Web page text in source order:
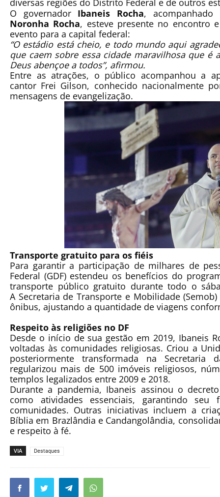
diversas regiões do Distrito Federal e de outros
O governador Ibaneis Rocha,
Noronha Rocha, esteve presente no encontro
evento para a capital federal:
“O estádio está cheio, e todo mundo aqui
que caem sobre essa cidade maravilhosa que é
Deus abençoe a todos”, afirmou.
Entre as atrações, o público acompanhou a
cantor Frei Gilson, conhecido nacionalmente
mensagens de evangelização.
Transporte gratuito para os fiéis
Para garantir a participação de milhares de
Federal (GDF)estendeu os benefícios do
transporte público gratuito durante todo o
A Secretaria de Transporte e Mobilidade (Semob)
ônibus, ajustando a quantidade de viagens
Respeito às religiões no DF
Desde o início de sua gestão em 2019, Ibaneis
voltadas às comunidades religiosas. Criou a
posteriormente transformada na Secretaria
regularizou mais de 500 imóveis religiosos,
templos legalizados entre 2009 e 2018.
Durante a pandemia, Ibaneis assinou o
como atividades essenciais, garantindo seu
comunidades. Outras iniciativas incluem a
Bíblia em Brazlândia e Candangolândia,
e respeito à fé.
VIA Destaques